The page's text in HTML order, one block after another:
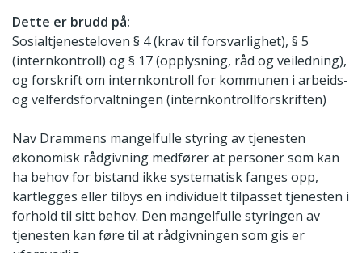
Dette er brudd på:
Sosialtjenesteloven § 4 (krav til forsvarlighet), § 5
(internkontroll) og § 17 (opplysning, råd og veiledning),
og forskrift om internkontroll for kommunen i arbeids-
og velferdsforvaltningen (internkontrollforskriften)
Nav Drammens mangelfulle styring av tjenesten
økonomisk rådgivning medfører at personer som kan
ha behov for bistand ikke systematisk fanges opp,
kartlegges eller tilbys en individuelt tilpasset tjenesten i
forhold til sitt behov. Den mangelfulle styringen av
tjenesten kan føre til at rådgivningen som gis er